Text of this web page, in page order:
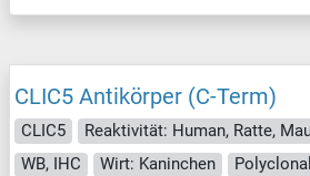
CLIC5 Antikörper (C-Term)
CLIC5
WB, IHC
Wirt: Kaninchen Polyclonal